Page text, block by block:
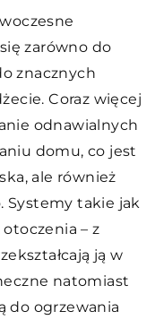
zarówno do
znacznych
Coraz więcej
odnawialnych
domu, co jest
ale również
Systemy takie jak
– z
ją w
natomiast
do ogrzewania